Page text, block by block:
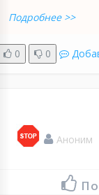
Подробнее >>
0 0
Аноним